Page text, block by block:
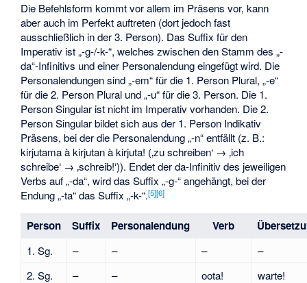
Die Befehlsform kommt vor allem im Präsens vor, kann
aber auch im Perfekt auftreten (dort jedoch fast
ausschließlich in der 3. Person). Das Suffix für den
Imperativ ist „-g-/-k-“, welches zwischen den Stamm des „-
da“-Infinitivs und einer Personalendung eingefügt wird. Die
Personalendungen sind „-em“ für die 1. Person Plural, „-e“
für die 2. Person Plural und „-u“ für die 3. Person. Die 1.
Person Singular ist nicht im Imperativ vorhanden. Die 2.
Person Singular bildet sich aus der 1. Person Indikativ
Präsens, bei der die Personalendung „-n“ entfällt (z. B.:
kirjutama à kirjutan à kirjuta! (‚zu schreiben‘ → ‚ich
schreibe‘ → ‚schreib!‘)). Endet der da-Infinitiv des jeweiligen
Verbs auf „-da“, wird das Suffix „-g-“ angehängt, bei der
Endung „-ta“ das Suffix „-k-“.[5][6]
Person Suffix Personalendung Verb
1. Sg. – – –
–
2. Sg.
– – oota! warte!